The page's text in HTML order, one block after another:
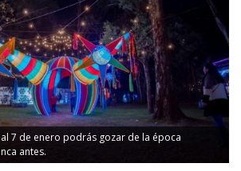
7 de enero podrás gozar de la época
antes.